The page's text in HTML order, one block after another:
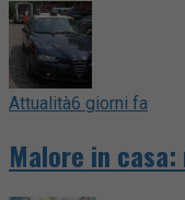
Attualità6 giorni fa
Malore in